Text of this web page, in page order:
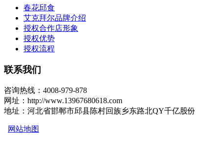
春花邱食
艾克拜尔品牌介绍
授权合作店形象
授权优势
授权流程
联系我们
咨询热线：4008-979-878
网址：http://www.13967680618.com
地址：河北省邯郸市邱县陈村回族乡东路北QY千亿股份
网站地图